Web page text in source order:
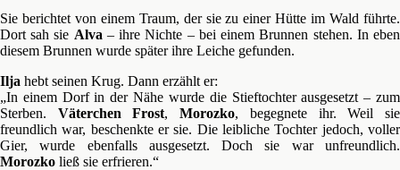
Sie berichtet von einem Traum, der sie zu einer Hütte im Wald führte.
Dort sah sie Alva – ihre Nichte – bei einem Brunnen stehen. In eben
diesem Brunnen wurde später ihre Leiche gefunden.
Ilja hebt seinen Krug. Dann erzählt er:
„In einem Dorf in der Nähe wurde die Stieftochter ausgesetzt – zum
Sterben. Väterchen Frost,Morozko, begegnete ihr. Weil sie
freundlich war, beschenkte er sie. Die leibliche Tochter jedoch, voller
Gier, wurde ebenfalls ausgesetzt. Doch sie war unfreundlich.
Morozko ließ sie erfrieren.“